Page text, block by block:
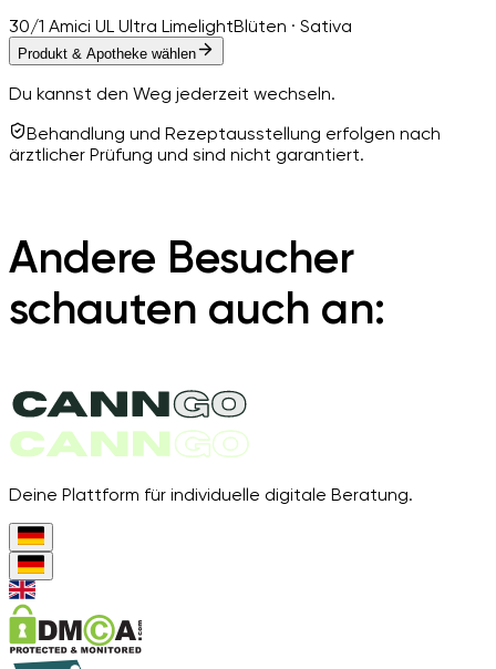
30/1 Amici UL Ultra LimelightBlüten · Sativa
Produkt & Apotheke wählen
Du kannst den Weg jederzeit wechseln.
Behandlung und Rezeptausstellung erfolgen nach
ärztlicher Prüfung und sind nicht garantiert.
Andere Besucher
schauten auch an:
Deine Plattform für individuelle digitale Beratung.